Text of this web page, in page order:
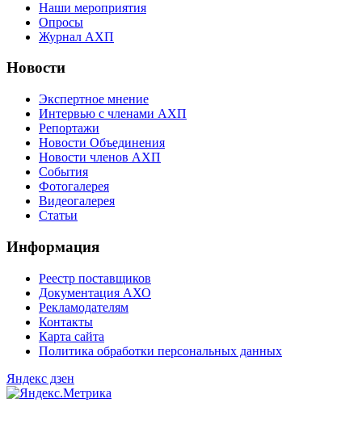
Наши мероприятия
Опросы
Журнал АХП
Новости
Экспертное мнение
Интервью с членами АХП
Репортажи
Новости Объединения
Новости членов АХП
События
Фотогалерея
Видеогалерея
Статьи
Информация
Реестр поставщиков
Документация АХО
Рекламодателям
Контакты
Карта сайта
Политика обработки персональных данных
Яндекс дзен